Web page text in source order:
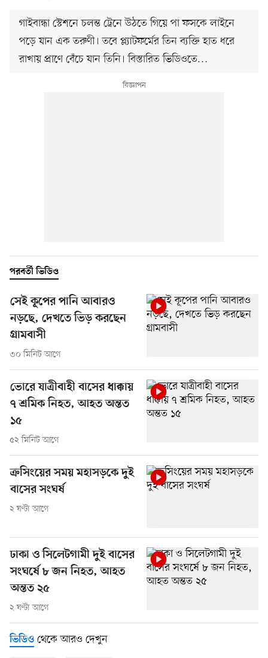
গাইবান্ধা স্টেশনে চলন্ত ট্রেনে উঠতে গিয়ে পা ফসকে লাইনে
পড়ে যান এক তরুণী। তবে প্ল্যাটফর্মের তিন ব্যক্তি হাত ধরে
রাখায় প্রাণে বেঁচে যান তিনি। বিস্তারিত ভিডিওতে…
পরবর্তী ভিডিও
সেই কূপের পানি আবারও
নড়ছে, দেখতে ভিড় করছেন
গ্রামবাসী
৩০ মিনিট আগে
ভোরে যাত্রীবাহী বাসের ধাক্কায়
৭ শ্রমিক নিহত, আহত অন্তত
১৫
৫২ মিনিট আগে
ক্রসিংয়ের সময় মহাসড়কে দুই
বাসের সংঘর্ষ
২ ঘণ্টা আগে
ঢাকা ও সিলেটগামী দুই বাসের
সংঘর্ষে ৮ জন নিহত, আহত
অন্তত ২৫
২ ঘণ্টা আগে
ভিডিও থেকে আরও দেখুন